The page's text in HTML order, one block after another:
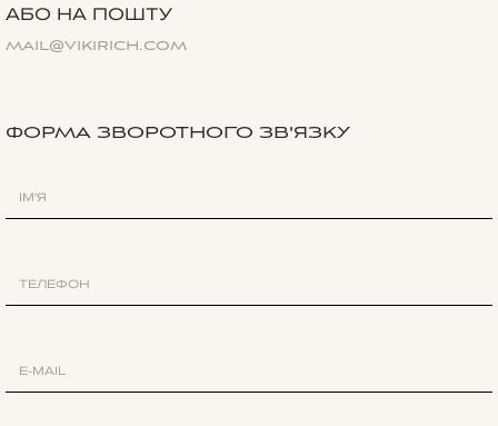
АБО НА ПОШТУ
mail@vikirich.com
ФОРМА ЗВОРОТНОГО ЗВ'ЯЗКУ